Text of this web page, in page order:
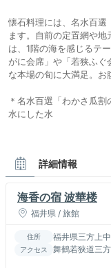
懐石料理には、名水百選
ます。自前の定置網や
は、1階の海を感じるテ
がに会席」や「若狭ふぐ
な本場の旬に大満足。お
＊名水百選「わかさ瓜
水にした水
詳細情報
海香の宿 波華楼
福井県 / 旅館
住所 福井県三方上
アクセス
舞鶴若狭道三